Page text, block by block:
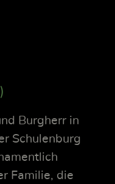
Burgherr in
Schulenburg
Familie, die